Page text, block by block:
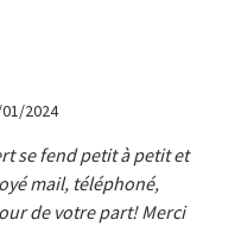
2024
se fend petit à petit et
mail, téléphoné,
de votre part! Merci